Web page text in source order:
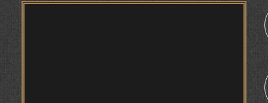
САЙФИДДИН ҶАБОРОВИЧ.